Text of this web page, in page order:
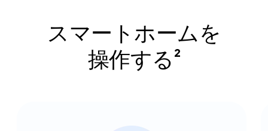
スマートホームを
操作する²